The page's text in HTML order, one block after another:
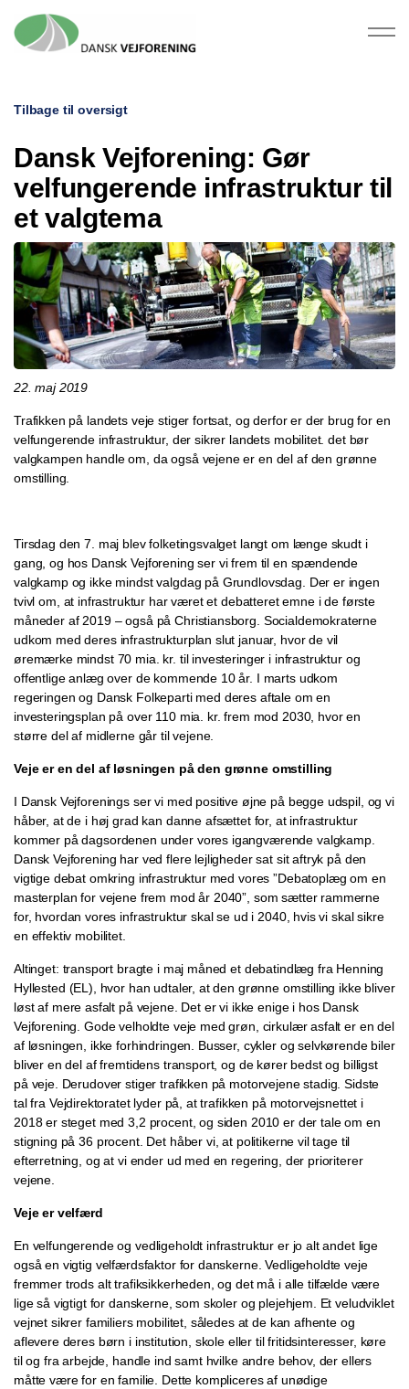
Tilbage til oversigt
Dansk Vejforening: Gør
velfungerende infrastruktur til
et valgtema
22. maj 2019
Trafikken på landets veje stiger fortsat, og derfor er der brug for en
velfungerende infrastruktur, der sikrer landets mobilitet. det bør
valgkampen handle om, da også vejene er en del af den grønne
omstilling.
Tirsdag den 7. maj blev folketingsvalget langt om længe skudt i
gang, og hos Dansk Vejforening ser vi frem til en spændende
valgkamp og ikke mindst valgdag på Grundlovsdag. Der er ingen
tvivl om, at infrastruktur har været et debatteret emne i de første
måneder af 2019 – også på Christiansborg. Socialdemokraterne
udkom med deres infrastrukturplan slut januar, hvor de vil
øremærke mindst 70 mia. kr. til investeringer i infrastruktur og
offentlige anlæg over de kommende 10 år. I marts udkom
regeringen og Dansk Folkeparti med deres aftale om en
investeringsplan på over 110 mia. kr. frem mod 2030, hvor en
større del af midlerne går til vejene.
Veje er en del af løsningen på den grønne omstilling
I Dansk Vejforenings ser vi med positive øjne på begge udspil, og vi
håber, at de i høj grad kan danne afsættet for, at infrastruktur
kommer på dagsordenen under vores igangværende valgkamp.
Dansk Vejforening har ved flere lejligheder sat sit aftryk på den
vigtige debat omkring infrastruktur med vores ”Debatoplæg om en
masterplan for vejene frem mod år 2040”, som sætter rammerne
for, hvordan vores infrastruktur skal se ud i 2040, hvis vi skal sikre
en effektiv mobilitet.
Altinget: transport bragte i maj måned et debatindlæg fra Henning
Hyllested (EL), hvor han udtaler, at den grønne omstilling ikke bliver
løst af mere asfalt på vejene. Det er vi ikke enige i hos Dansk
Vejforening. Gode velholdte veje med grøn, cirkulær asfalt er en del
af løsningen, ikke forhindringen. Busser, cykler og selvkørende biler
bliver en del af fremtidens transport, og de kører bedst og billigst
på veje. Derudover stiger trafikken på motorvejene stadig. Sidste
tal fra Vejdirektoratet lyder på, at trafikken på motorvejsnettet i
2018 er steget med 3,2 procent, og siden 2010 er der tale om en
stigning på 36 procent. Det håber vi, at politikerne vil tage til
efterretning, og at vi ender ud med en regering, der prioriterer
vejene.
Veje er velfærd
En velfungerende og vedligeholdt infrastruktur er jo alt andet lige
også en vigtig velfærdsfaktor for danskerne. Vedligeholdte veje
fremmer trods alt trafiksikkerheden, og det må i alle tilfælde være
lige så vigtigt for danskerne, som skoler og plejehjem. Et veludviklet
vejnet sikrer familiers mobilitet, således at de kan afhente og
aflevere deres børn i institution, skole eller til fritidsinteresser, køre
til og fra arbejde, handle ind samt hvilke andre behov, der ellers
måtte være for en familie. Dette kompliceres af unødige